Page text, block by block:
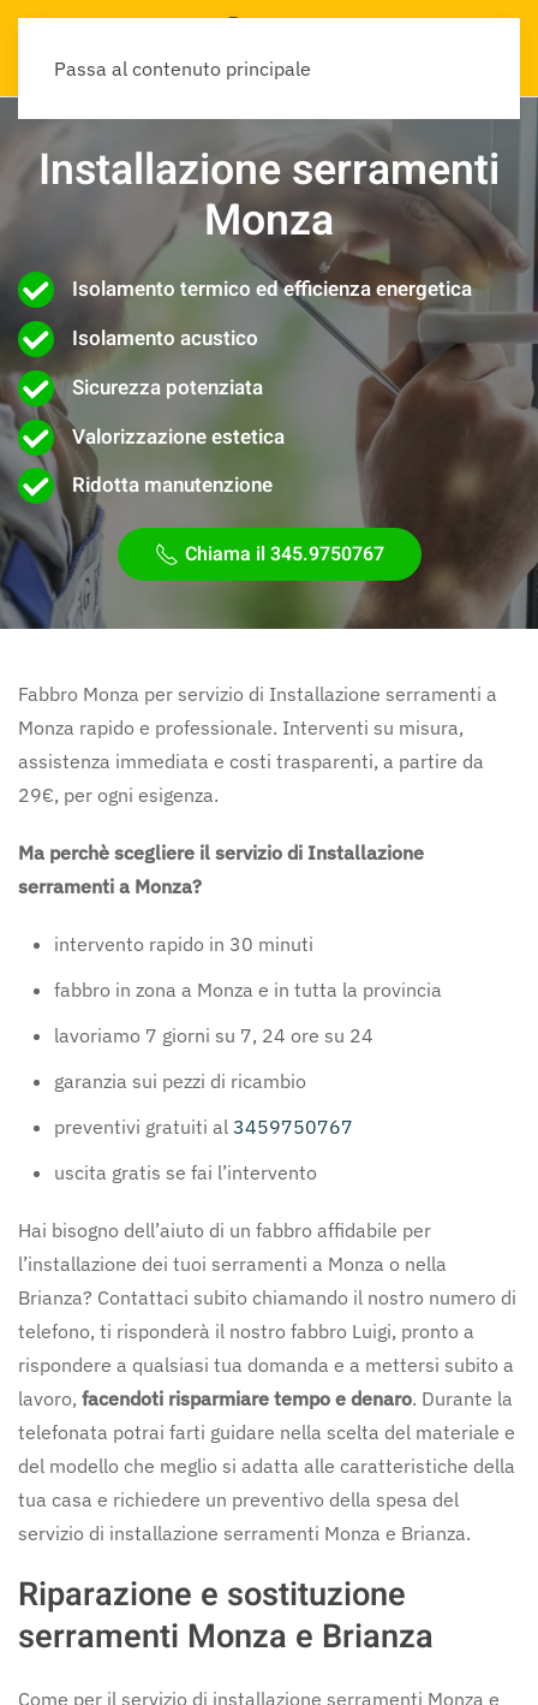
Passa al contenuto principale
Installazione serramenti
Monza
Isolamento termico ed efficienza energetica
Isolamento acustico
Sicurezza potenziata
Valorizzazione estetica
Ridotta manutenzione
Chiama il 345.9750767
Fabbro Monza per servizio di Installazione serramenti a
Monza rapido e professionale. Interventi su misura,
assistenza immediata e costi trasparenti, a partire da
29€, per ogni esigenza.
Ma perchè scegliere il servizio di Installazione
serramenti a Monza?
intervento rapido in 30 minuti
fabbro in zona a Monza e in tutta la provincia
lavoriamo 7 giorni su 7, 24 ore su 24
garanzia sui pezzi di ricambio
preventivi gratuiti al 3459750767
uscita gratis se fai l’intervento
Hai bisogno dell’aiuto di un fabbro affidabile per
l’installazione dei tuoi serramenti a Monza o nella
Brianza? Contattaci subito chiamando il nostro numero di
telefono, ti risponderà il nostro fabbro Luigi, pronto a
rispondere a qualsiasi tua domanda e a mettersi subito a
lavoro, facendoti risparmiare tempo e denaro. Durante la
telefonata potrai farti guidare nella scelta del materiale e
del modello che meglio si adatta alle caratteristiche della
tua casa e richiedere un preventivo della spesa del
servizio di installazione serramenti Monza e Brianza.
Riparazione e sostituzione
serramenti Monza e Brianza
Come per il servizio di installazione serramenti Monza e